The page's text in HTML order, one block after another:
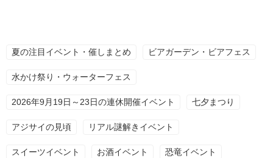
夏の注目イベント・催しまとめ ビアガーデン・ビアフェス
水かけ祭り・ウォーターフェス
2026年9月19日～23日の連休開催イベント 七夕まつり
アジサイの見頃 リアル謎解きイベント
スイーツイベント お酒イベント 恐竜イベント